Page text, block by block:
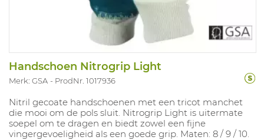
Handschoen Nitrogrip Light
Merk: GSA ProdNr. 1017936
Nitril gecoate handschoenen met een tricot manchet
die mooi om de pols sluit. Nitrogrip Light is uitermate
soepel om te dragen en biedt zowel een fijne
vingergevoeligheid als een goede grip. Maten: 8 / 9 / 10.